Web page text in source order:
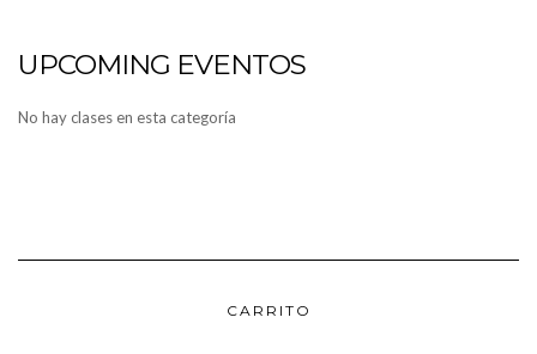
UPCOMING EVENTOS
No hay clases en esta categoría
CARRITO